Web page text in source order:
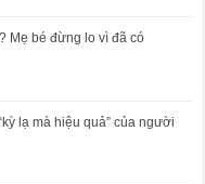
Mẹ bé đừng lo vì đã có
lạ mà hiệu quả” của người